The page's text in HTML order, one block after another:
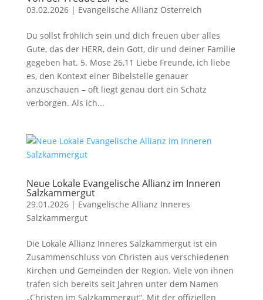
03.02.2026| Evangelische Allianz Österreich
Du sollst fröhlich sein und dich freuen über alles
Gute, das der HERR, dein Gott, dir und deiner Familie
gegeben hat. 5. Mose 26,11 Liebe Freunde, ich liebe
es, den Kontext einer Bibelstelle genauer
anzuschauen – oft liegt genau dort ein Schatz
verborgen. Als ich...
Neue Lokale Evangelische Allianz im Inneren
Salzkammergut
29.01.2026| Evangelische Allianz Inneres
Salzkammergut
Die Lokale Allianz Inneres Salzkammergut ist ein
Zusammenschluss von Christen aus verschiedenen
Kirchen und Gemeinden der Region. Viele von ihnen
trafen sich bereits seit Jahren unter dem Namen
„Christen im Salzkammergut“. Mit der offiziellen